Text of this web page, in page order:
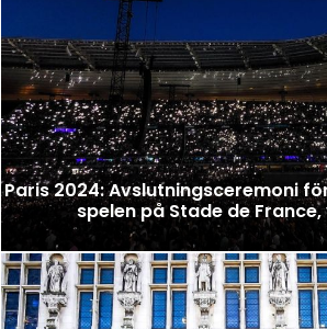
Paris 2024: Avslutningsceremoni
spelen på Stade de